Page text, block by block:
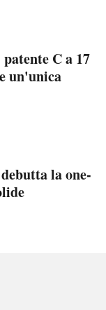
C a 17
un'unica
la one-